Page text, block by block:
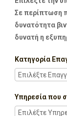
Σε περίπτωση
δυνατότητα
δυνατή η
Κατηγορία
Υπηρεσία που